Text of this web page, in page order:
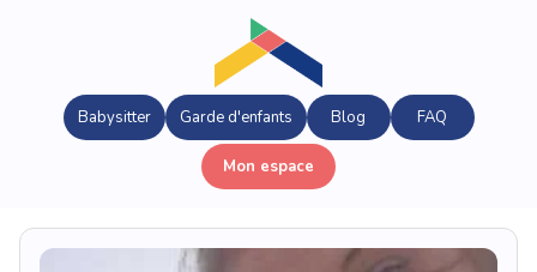
Babysitter Garde d'enfants Blog FAQ
Mon espace